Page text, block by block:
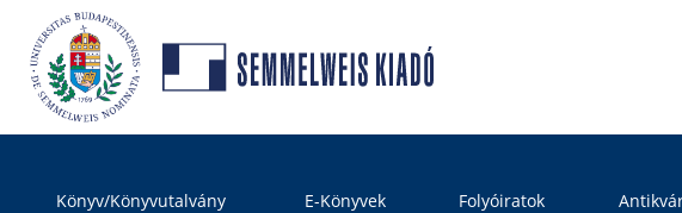
Könyv/Könyvutalvány E-Könyvek Folyóiratok